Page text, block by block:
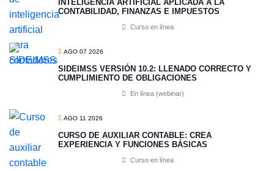
INTELIGENCIA ARTIFICIAL APLICADA A LA
CONTABILIDAD, FINANZAS E IMPUESTOS
Curso en línea
AGO 07 2026
SIDEIMSS VERSIÓN 10.2: LLENADO CORRECTO Y
CUMPLIMIENTO DE OBLIGACIONES
En línea (webinar)
AGO 11 2026
CURSO DE AUXILIAR CONTABLE: CREA
EXPERIENCIA Y FUNCIONES BÁSICAS
Curso en línea